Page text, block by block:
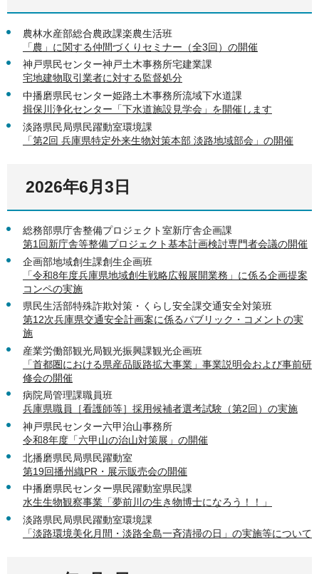
農林水産部総合農政課楽農生活班
「農」に関する仲間づくりセミナー（全3回）の開催
神戸県民センター神戸土木事務所宅建業課
宅地建物取引業者に対する監督処分
中播磨県民センター姫路土木事務所流域下水道課
揖保川浄化センター「下水道施設見学会」を開催します
淡路県民局県民躍動室環境課
「第2回 兵庫県特定外来生物対策本部 淡路地域部会」の開催
2026年6月3日
総務部県庁舎整備プロジェクト室新庁舎企画課
第1回新庁舎等整備プロジェクト基本計画検討専門者会議の開催
企画部地域創生課創生企画班
「令和8年度兵庫県地域創生戦略広報展開業務」に係る企画提案
コンペの実施
県民生活部特殊詐欺対策・くらし安全課交通安全対策班
第12次兵庫県交通安全計画案に係るパブリック・コメントの実
施
産業労働部観光局観光振興課観光企画班
「首都圏における県産品販路拡大事業」事業説明会および事前研
修会の開催
病院局管理課職員班
兵庫県職員［看護師等］採用候補者選考試験（第2回）の実施
神戸県民センター六甲治山事務所
令和8年度「六甲山の治山対策展」の開催
北播磨県民局県民躍動室
第19回播州織PR・展示販売会の開催
中播磨県民センター県民躍動室県民課
水生生物観察事業「夢前川の生き物博士になろう！！」
淡路県民局県民躍動室環境課
「淡路環境美化月間・淡路全島一斉清掃の日」の実施等について